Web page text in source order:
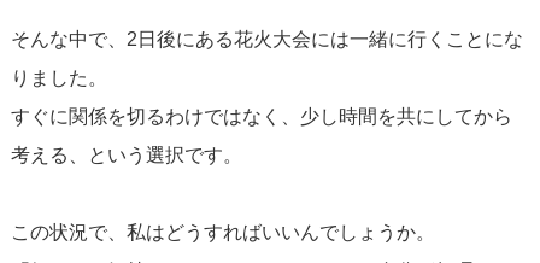
そんな中で、2日後にある花火大会には一緒に行くことにな
りました。
すぐに関係を切るわけではなく、少し時間を共にしてから
考える、という選択です。
この状況で、私はどうすればいいんでしょうか。